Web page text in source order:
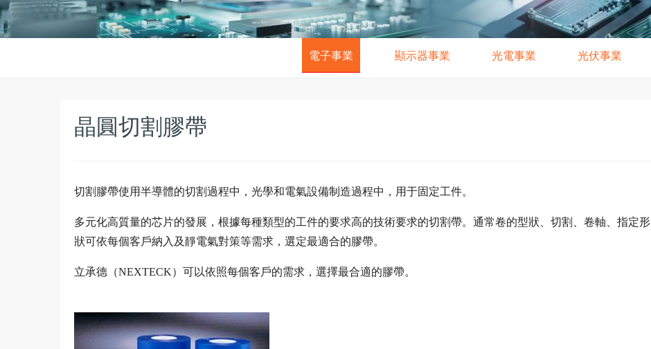
電子事業 顯示器事業 光電事業 光伏事業
晶圓切割膠帶
切割膠帶使用半導體的切割過程中，光學和電氣設備制造過程中，用于固定工件。
多元化高質量的芯片的發展，根據每種類型的工件的要求高的技術要求的切割帶。通常卷的型狀、切割、卷軸、指定形
狀可依每個客戶納入及靜電氣對策等需求，選定最適合的膠帶。
立承德（NEXTECK）可以依照每個客戶的需求，選擇最合適的膠帶。